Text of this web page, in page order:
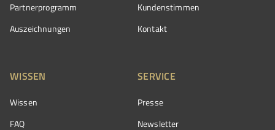
Partnerprogramm
Auszeichnungen
Kundenstimmen
Kontakt
WISSEN
Wissen
FAQ
SERVICE
Presse
Newsletter